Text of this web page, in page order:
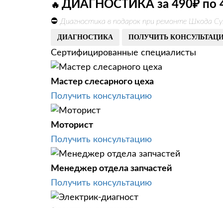
🔥 ДИАГНОСТИКА за 490₽ по
⛔ Диагностика в подарок при ремонте Шкода
ДИАГНОСТИКА ПОЛУЧИТЬ
Сертифицированные специалисты
Мастер слесарного цеха
Получить консультацию
Моторист
Получить консультацию
Менеджер отдела запчастей
Получить консультацию